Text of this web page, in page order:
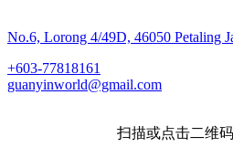
No.6, Lorong 4/49D, 46050 Petaling
+603-77818161
guanyinworld@gmail.com
扫描或点击二维